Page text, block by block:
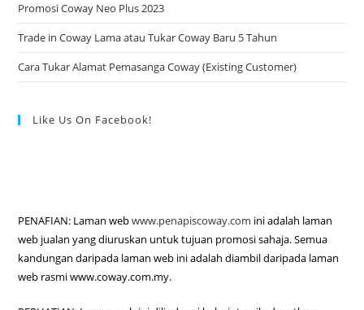
Promosi Coway Neo Plus 2023
Trade in Coway Lama atau Tukar Coway Baru 5 Tahun
Cara Tukar Alamat Pemasanga Coway (Existing Customer)
Like Us On Facebook!
PENAFIAN: Laman webwww.penapiscoway.com ini adalah laman
web jualan yang diuruskan untuk tujuan promosi sahaja. Semua
kandungan daripada laman web ini adalah diambil daripada laman
web rasmi www.coway.com.my.